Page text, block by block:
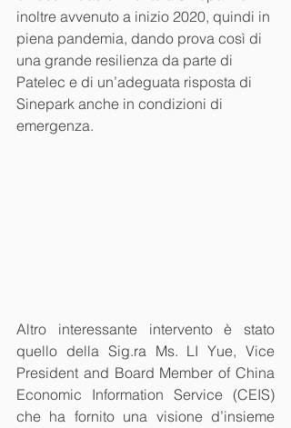
inoltre avvenuto a inizio 2020, quindi in
piena pandemia, dando prova così di
una grande resilienza da parte di
Patelec e di un’adeguata risposta di
Sinepark anche in condizioni di
emergenza.
Altro interessante intervento è stato
quello della Sig.ra Ms. LI Yue, Vice
President and Board Member of China
Economic Information Service (CEIS)
che ha fornito una visione d’insieme